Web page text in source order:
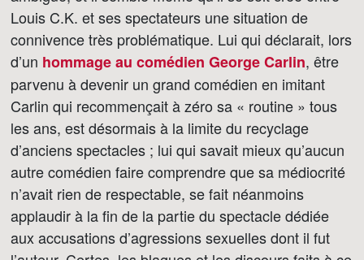
Louis C.K. et ses spectateurs une situation de
connivence très problématique. Lui qui déclarait, lors
d’un hommage au comédien George Carlin, être
parvenu à devenir un grand comédien en imitant
Carlin qui recommençait à zéro sa « routine » tous
les ans, est désormais à la limite du recyclage
d’anciens spectacles ; lui qui savait mieux qu’aucun
autre comédien faire comprendre que sa médiocrité
n’avait rien de respectable, se fait néanmoins
applaudir à la fin de la partie du spectacle dédiée
aux accusations d’agressions sexuelles dont il fut